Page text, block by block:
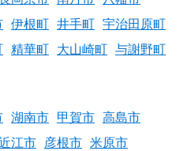
伊根町 井手町 宇治田原町
精華町 大山崎町 与謝野町
湖南市 甲賀市 高島市
江市 彦根市 米原市